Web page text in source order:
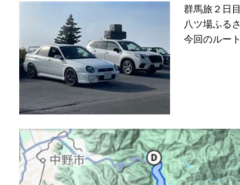
群馬旅２日
八ツ場ふる
今回のルー